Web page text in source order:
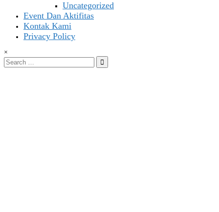
Uncategorized
Event Dan Aktifitas
Kontak Kami
Privacy Policy
×
Search
for: